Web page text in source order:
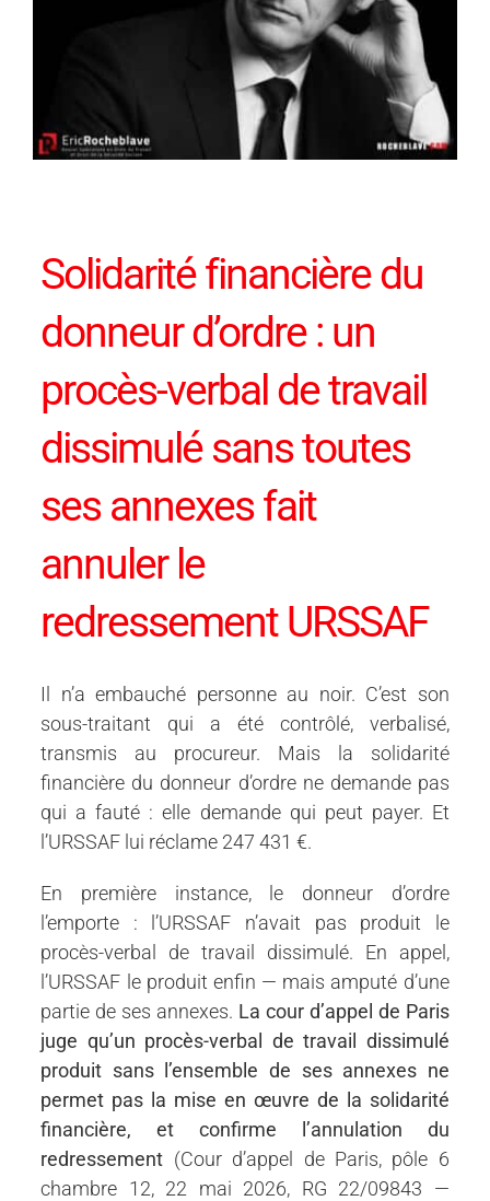
Solidarité financière du
donneur d’ordre : un
procès-verbal de travail
dissimulé sans toutes
ses annexes fait
annuler le
redressement URSSAF
Il n’a embauché personne au noir. C’est son
sous-traitant qui a été contrôlé, verbalisé,
transmis au procureur. Mais la solidarité
financière du donneur d’ordre ne demande pas
qui a fauté : elle demande qui peut payer. Et
l’URSSAF lui réclame 247 431 €.
En première instance, le donneur d’ordre
l’emporte : l’URSSAF n’avait pas produit le
procès-verbal de travail dissimulé. En appel,
l’URSSAF le produit enfin — mais amputé d’une
partie de ses annexes. La cour d’appel de Paris
juge qu’un procès-verbal de travail dissimulé
produit sans l’ensemble de ses annexes ne
permet pas la mise en œuvre de la solidarité
financière, et confirme l’annulation du
redressement (Cour d’appel de Paris, pôle 6
chambre 12, 22 mai 2026, RG 22/09843 —